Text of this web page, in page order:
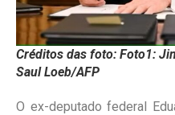
Créditos das foto: Foto1:
Saul Loeb/AFP
O ex-deputado federal